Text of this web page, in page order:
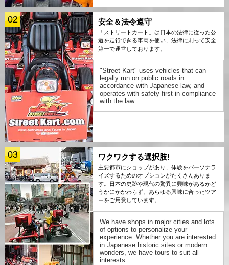
02 安全＆法令遵守
「ストリートカート」は日本の法律に従った公
道を走行できる車両を使い、法律に則って安全
第一で運営しております。
"Street Kart" uses vehicles that can
legally run on public roads in
accordance with Japanese law, and
operates with safety first in compliance
with the law.
03 ワクワクする選択肢!
主要都市にショップがあり、体験をパーソナラ
イズするためのオプションがたくさんありま
す。日本の史跡や現代の驚異に興味があるかど
うかにかかわらず、あらゆる興味に合ったツア
ーをご用意しています。
We have shops in major cities and lots
of options to personalize your
experience. Whether you are interested
in Japanese historic sites or modern
wonders, we have tours to suit all
interests.